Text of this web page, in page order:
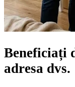
Beneficiați
adresa dvs.